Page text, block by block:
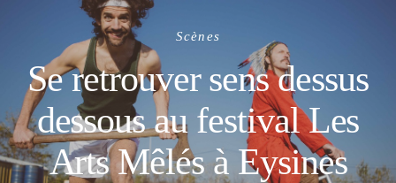
Scènes
Se retrouver sens dessus
dessous au festival Les
Arts Mêlés à Eysines